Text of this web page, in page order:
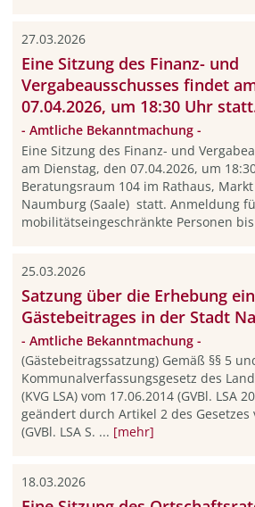
27.03.2026
Eine Sitzung des Finanz- und
Vergabeausschusses findet
07.04.2026, um 18:30 Uhr
- Amtliche Bekanntmachung -
Eine Sitzung des Finanz- und
am Dienstag, den 07.04.2026, um
Beratungsraum 104 im Rathaus,
Naumburg (Saale) statt. Anmeldung
mobilitätseingeschränkte Personen
25.03.2026
Satzung über die Erhebung
Gästebeitrages in der Stadt
- Amtliche Bekanntmachung -
(Gästebeitragssatzung) Gemäß §§ 5
Kommunalverfassungsgesetz des
(KVG LSA) vom 17.06.2014 (GVBl. LSA
geändert durch Artikel 2 des Gesetzes
(GVBl. LSA S. ... [mehr]
18.03.2026